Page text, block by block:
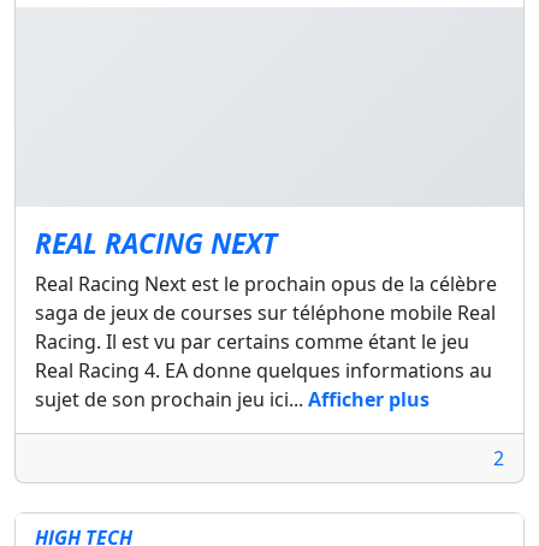
REAL RACING NEXT
Real Racing Next est le prochain opus de la célèbre
saga de jeux de courses sur téléphone mobile Real
Racing. Il est vu par certains comme étant le jeu
Real Racing 4. EA donne quelques informations au
sujet de son prochain jeu ici... Afficher plus
2
HIGH TECH